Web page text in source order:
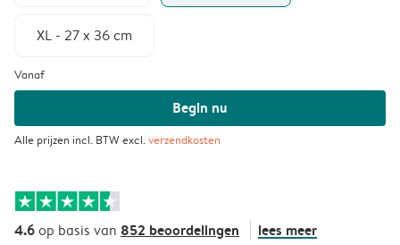
XL - 27 x 36 cm
Vanaf
Begin nu
Alle prijzen incl. BTW excl.verzendkosten
4.6op basis van 852 beoordelingen lees meer